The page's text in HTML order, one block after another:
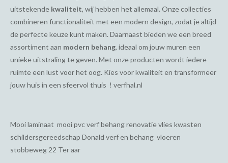
uitstekende kwaliteit, wij hebben het allemaal. Onze collecties
combineren functionaliteit met een modern design, zodat je altijd
de perfecte keuze kunt maken. Daarnaast bieden we een breed
assortiment aan modern behang, ideaal om jouw muren een
unieke uitstraling te geven. Met onze producten wordt iedere
ruimte een lust voor het oog. Kies voor kwaliteit en transformeer
jouw huis in een sfeervol thuis ! verfhal.nl
Mooi laminaat mooi pvc verf behang renovatie vlies kwasten
schildersgereedschap Donald verf en behang vloeren
stobbeweg 22 Ter aar